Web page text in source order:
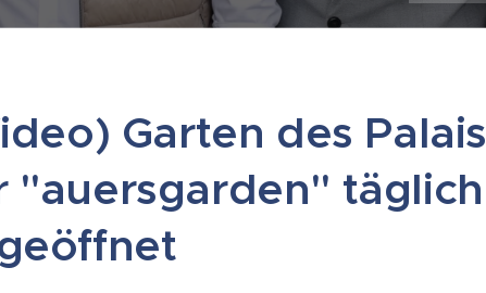
Garten des Palais
"auersgarden" täglich